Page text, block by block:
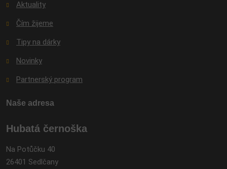
Aktuality
Čím žijeme
Tipy na dárky
Novinky
Partnerský program
Naše adresa
Hubatá černoška
Na Potůčku 40
26401 Sedlčany